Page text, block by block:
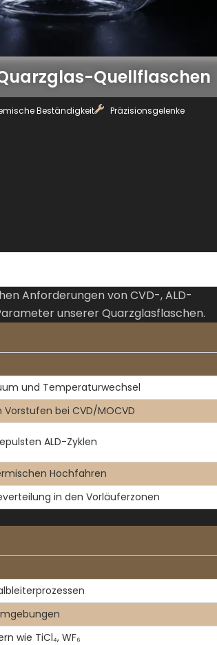
Quarzglas-Quellflaschen
Beständigkeit Präzisionsgelenke
Anforderungen von CVD-, ALD-
unserer Quarzglasflaschen.
und Temperaturwechsel
bei CVD/MOCVD
ALD-Zyklen
Hochfahren
in den Vorläuferzonen
wie TiCl₄, WF₆